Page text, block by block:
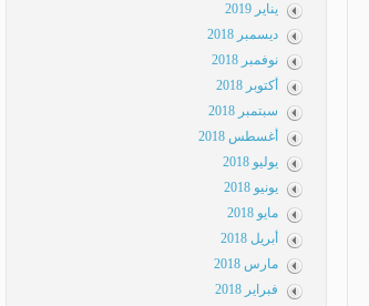
يناير 2019
ديسمبر 2018
نوفمبر 2018
أكتوبر 2018
سبتمبر 2018
أغسطس 2018
يوليو 2018
يونيو 2018
مايو 2018
أبريل 2018
مارس 2018
فبراير 2018